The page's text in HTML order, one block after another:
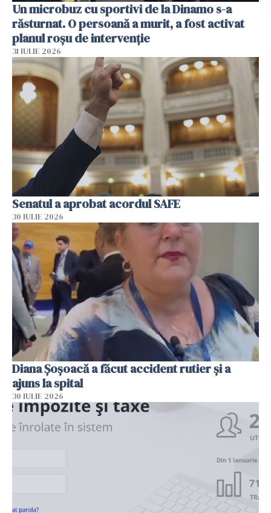
Un microbuz cu sportivi de la Dinamo s-a
răsturnat. O persoană a murit, a fost activat
planul roșu de intervenție
31 IULIE 2026
Senatul a aprobat acordul SAFE
30 IULIE 2026
Diana Șoșoacă a făcut accident rutier și a
ajuns la spital
30 IULIE 2026